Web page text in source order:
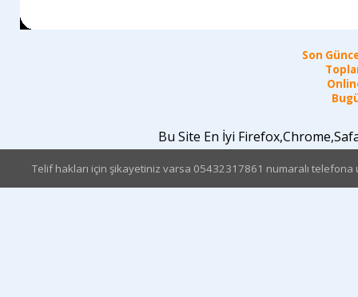
Son
Bu Site En İyi
Telif hakları için şikayetiniz varsa 05432317861 numaralı telefona